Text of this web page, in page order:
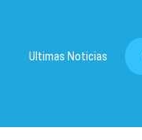
Ultimas Noticias